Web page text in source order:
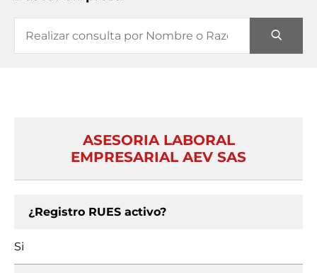
ASESORIA LABORAL
EMPRESARIAL AEV SAS
¿Registro RUES activo?
Si